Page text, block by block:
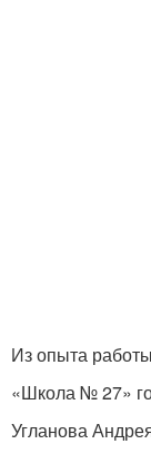
Из опыта
«Школа № 27»
Угланова